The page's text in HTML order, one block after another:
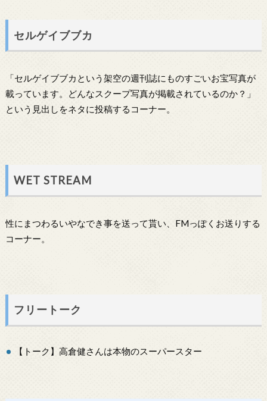
セルゲイブブカ
「セルゲイブブカという架空の週刊誌にものすごいお宝写真が
載っています。どんなスクープ写真が掲載されているのか？」
という見出しをネタに投稿するコーナー。
WET STREAM
性にまつわるいやなでき事を送って貰い、FMっぽくお送りする
コーナー。
フリートーク
【トーク】高倉健さんは本物のスーパースター